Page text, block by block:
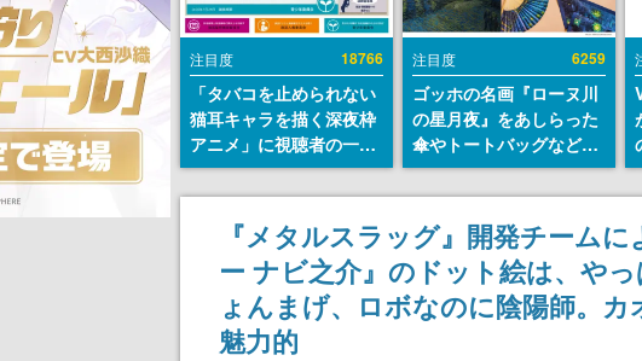
注目度 18766
「タバコを止められない
猫耳キャラを描く深夜枠
アニメ」に視聴者の一部
から批判意見。違法薬物
の使用と思しき描写も含
めて、BPOが議論を交わ
注目度 6259
ゴッホの名画『ローヌ川
の星月夜』をあしらった
傘やトートバッグなどが
登場。8月7日21時より2
日間限定で予約販売
『メタルスラッグ』開発チーム
ー ナビ之介』のドット絵は、や
ょんまげ、ロボなのに陰陽師。
魅力的